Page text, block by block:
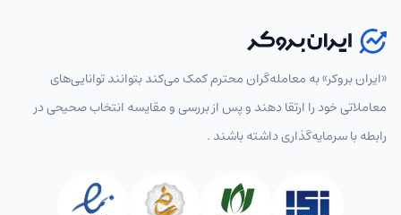
«ایران بروکر» به معامله‌گران محترم کمک می‌کند بتوانند توانایی‌های
معاملاتی خود را ارتقا دهند و پس از بررسی و مقایسه انتخاب‌ صحیحی در
رابطه با سرمایه‌گذاری داشته باشند .